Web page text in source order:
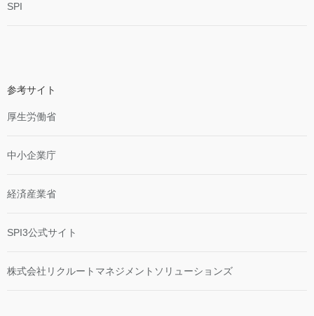
SPI
参考サイト
厚生労働省
中小企業庁
経済産業省
SPI3公式サイト
株式会社リクルートマネジメントソリューションズ